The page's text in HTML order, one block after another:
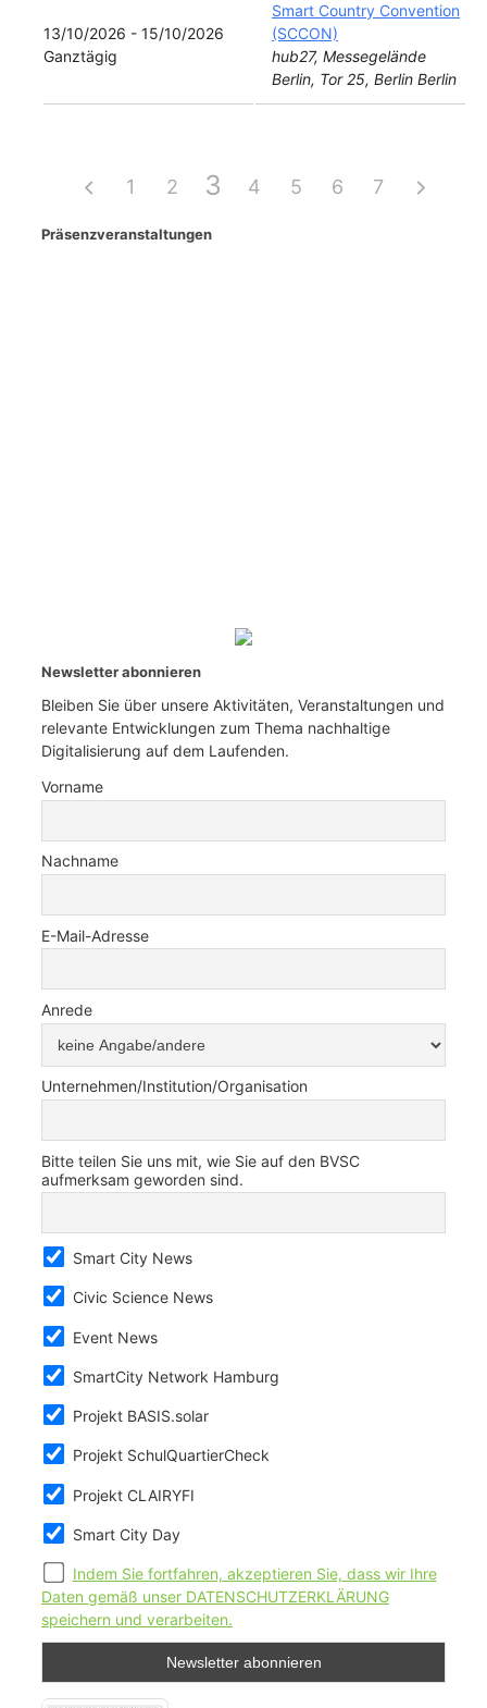
13/10/2026 - 15/10/2026
Ganztägig
Smart Country Convention
(SCCON)
hub27, Messegelände
Berlin, Tor 25, Berlin Berlin
1 2 3 4 5 6 7
Präsenzveranstaltungen
Newsletter abonnieren
Bleiben Sie über unsere Aktivitäten, Veranstaltungen und
relevante Entwicklungen zum Thema nachhaltige
Digitalisierung auf dem Laufenden.
Vorname
Nachname
E-Mail-Adresse
Anrede
Unternehmen/Institution/Organisation
Bitte teilen Sie uns mit, wie Sie auf den BVSC
aufmerksam geworden sind.
Smart City News
Civic Science News
Event News
SmartCity Network Hamburg
Projekt BASIS.solar
Projekt SchulQuartierCheck
Projekt CLAIRYFI
Smart City Day
Indem Sie fortfahren, akzeptieren Sie, dass wir Ihre
Daten gemäß unser DATENSCHUTZERKLÄRUNG
speichern und verarbeiten.